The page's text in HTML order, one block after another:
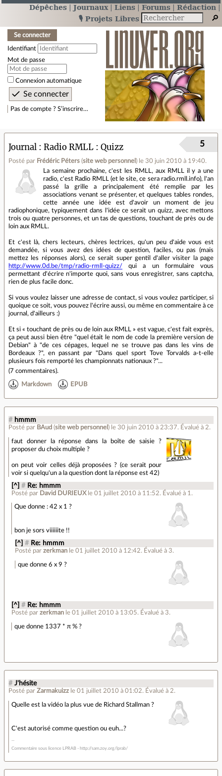
Dépêches Journaux Liens Forums
Rédaction
🎙️ Projets Libres
Se connecter
Identifiant
Mot de passe
Connexion automatique
Pas de compte ? S’inscrire…
Journal Radio RMLL : Quizz
Posté par Frédéric Péters (site web personnel ) le 30 juin 2010 à 19:40.
5
La semaine prochaine, c'est les RMLL, aux RMLL il y a une
radio, c'est Radio RMLL (et le site, ce sera radio.rmll.info), l'an
passé la grille a principalement été remplie par les
associations venant se présenter, et quelques tables rondes,
cette année une idée est d'avoir un moment de jeu
radiophonique, typiquement dans l'idée ce serait un quizz, avec mettons
trois ou quatre personnes, et un tas de questions, touchant de près ou de
loin aux RMLL.
Et c'est là, chers lecteurs, chères lectrices, qu'un peu d'aide vous est
demandée, si vous avez des idées de question, faciles, ou pas (mais
mettez les réponses alors), ce serait super gentil d'aller visiter la page
http://www.0d.be/tmp/radio-rmll-quizz/ qui a un formulaire vous
permettant d'écrire n'importe quoi, sans vous enregistrer, sans captcha,
rien de plus facile donc.
Si vous voulez laisser une adresse de contact, si vous voulez participer, si
quoique ce soit, vous pouvez l'écrire aussi, ou même en commentaire à ce
journal, d'ailleurs :)
Et si « touchant de près ou de loin aux RMLL » est vague, c'est fait exprès,
ça peut aussi bien être "quel était le nom de code la première version de
Debian" à "de ces cépages, lequel ne se trouve pas dans les vins de
Bordeaux ?", en passant par "Dans quel sport Tove Torvalds a-t-elle
plusieurs fois remporté les championnats nationaux ?"...
(7 commentaires).
Markdown EPUB
# hmmm
Posté par BAud (site web personnel ) le 30 juin 2010 à 23:37. Évalué à 2.
faut donner la réponse dans la boîte de saisie ?
proposer du choix multiple ?
on peut voir celles déjà proposées ? (ce serait pour
voir si quelqu'un a la question dont la réponse est 42)
[^] # Re: hmmm
Posté par David DURIEUX le 01 juillet 2010 à 11:52. Évalué à 1 .
Que donne : 42 x 1 ?
bon je sors viiiiiite !!
[^] # Re: hmmm
Posté par zerkman le 01 juillet 2010 à 12:42.Évalué à 3.
que donne 6 x 9 ?
[^] # Re: hmmm
Posté parzerkman le 01 juillet 2010 à 13:05. Évalué à 3.
que donne 1337 * π % ?
# J'hésite
Posté par Zarmakuizz le 01 juillet 2010 à 01:02. Évalué à 2.
Quelle est la vidéo la plus vue de Richard Stallman ?
C'est autorisé comme question ou euh...?
Commentaire sous licence LPRAB - http://sam.zoy.org/lprab/